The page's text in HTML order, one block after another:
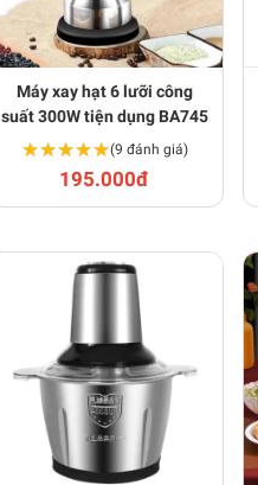
Máy xay hạt 6 lưỡi công
suất 300W tiện dụng BA745
★★★★★
★★★★★(9 đánh giá)
195.000đ